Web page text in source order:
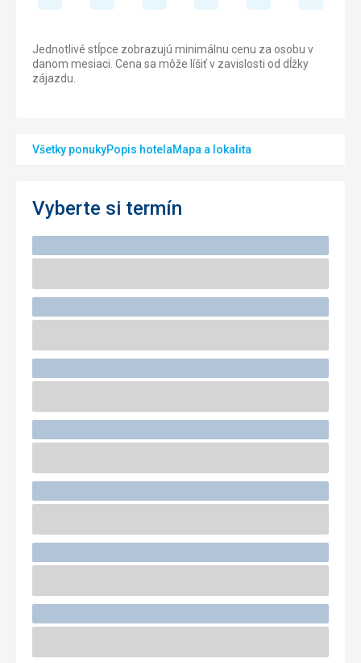
Jednotlivé stĺpce zobrazujú minimálnu cenu za osobu v
danom mesiaci. Cena sa môže líšiť v zavislosti od dĺžky
zájazdu.
Všetky ponukyPopis hotelaMapa a lokalita
Vyberte si termín